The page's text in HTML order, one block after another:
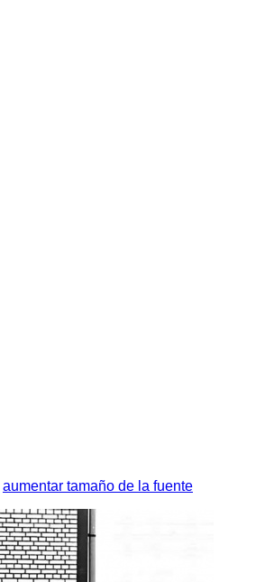
aumentar tamaño de la fuente